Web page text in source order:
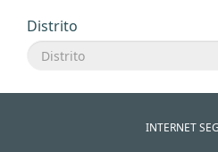
Distrito
INTERNET